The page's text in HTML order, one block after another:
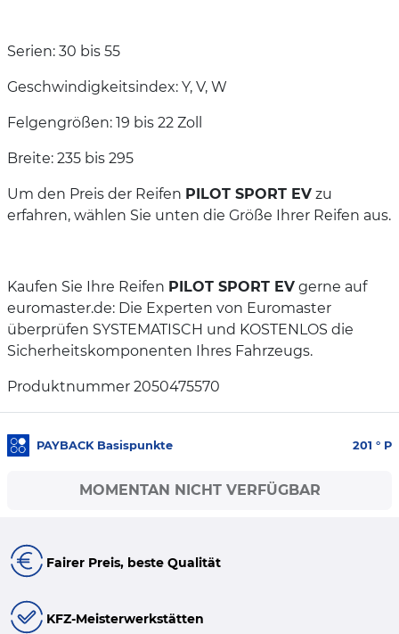
Serien: 30 bis 55
Geschwindigkeitsindex: Y, V, W
Felgengrößen: 19 bis 22 Zoll
Breite: 235 bis 295
Um den Preis der Reifen PILOT SPORT EV zu
erfahren, wählen Sie unten die Größe Ihrer Reifen aus.
Kaufen Sie Ihre Reifen PILOT SPORT EV gerne auf
euromaster.de: Die Experten von Euromaster
überprüfen SYSTEMATISCH und KOSTENLOS die
Sicherheitskomponenten Ihres Fahrzeugs.
Produktnummer 2050475570
PAYBACK Basispunkte 201 ° P
MOMENTAN NICHT VERFÜGBAR
Fairer Preis, beste Qualität
KFZ-Meisterwerkstätten